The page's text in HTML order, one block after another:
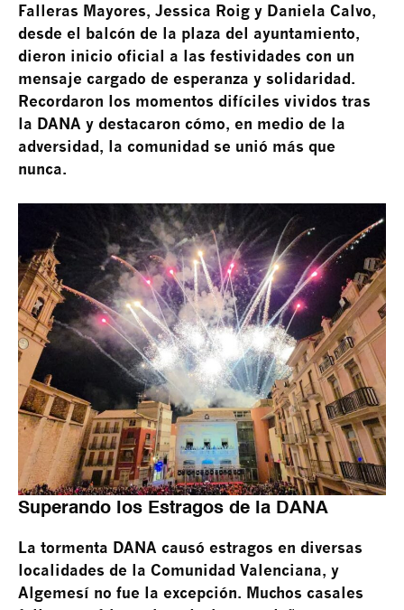
Falleras Mayores, Jessica Roig y Daniela Calvo,
desde el balcón de la plaza del ayuntamiento,
dieron inicio oficial a las festividades con un
mensaje cargado de esperanza y solidaridad.
Recordaron los momentos difíciles vividos tras
la DANA y destacaron cómo, en medio de la
adversidad, la comunidad se unió más que
nunca.
Superando los Estragos de la DANA
La tormenta DANA causó estragos en diversas
localidades de la Comunidad Valenciana, y
Algemesí no fue la excepción. Muchos casales